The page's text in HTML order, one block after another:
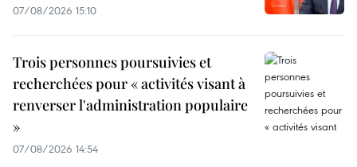
07/08/2026 15:10
Trois personnes poursuivies et
recherchées pour « activités visant à
renverser l'administration populaire
»
07/08/2026 14:54